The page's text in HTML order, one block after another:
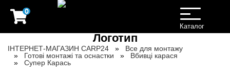
0
Toggle
navigation
Каталог
ІНТЕРНЕТ-МАГАЗИН CARP24
Все для монтажу
Готові монтажі та оснастки
Вбивці карася
Супер Карась